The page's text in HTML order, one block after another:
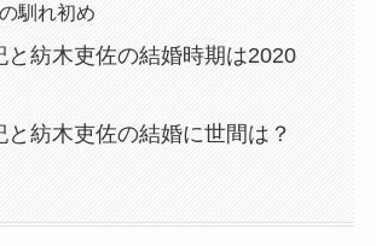
馴れ初め
と紡木吏佐の結婚時期は2020
と紡木吏佐の結婚に世間は？